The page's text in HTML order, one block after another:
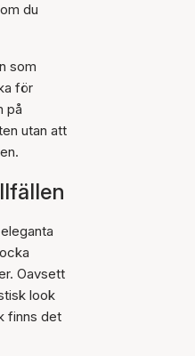
du
som
för
på
utan att
Oavsett
look
finns det